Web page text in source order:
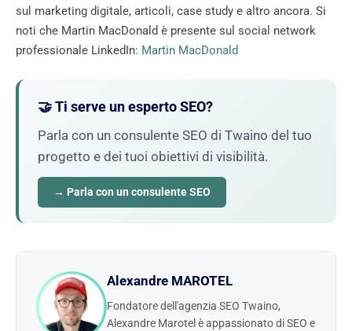
sul marketing digitale, articoli, case study e altro ancora. Si
noti che Martin MacDonald è presente sul social network
professionale LinkedIn: Martin MacDonald
🤝 Ti serve un esperto SEO?
Parla con un consulente SEO di Twaino del tuo
progetto e dei tuoi obiettivi di visibilità.
→ Parla con un consulente SEO
Alexandre MAROTEL
Fondatore dell'agenzia SEO Twaino,
Alexandre Marotel è appassionato di SEO e